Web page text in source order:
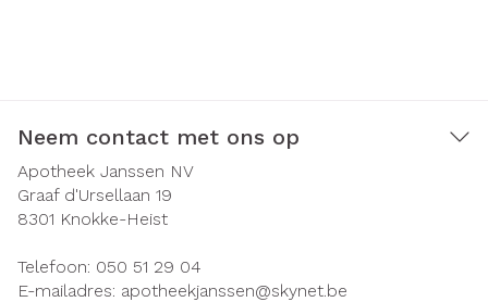
Neem contact met ons op
Apotheek Janssen NV
Graaf d'Ursellaan 19
8301 Knokke-Heist
Telefoon: 050 51 29 04
E-mailadres: apotheekjanssen@skynet.be